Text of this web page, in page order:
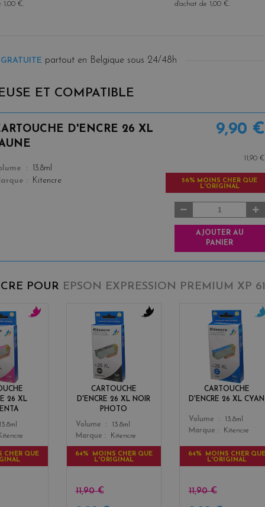
1,00 €.
d'achat de
1,00 €.
partout en Belgique sous 24/48h
ET COMPATIBLE
D'ENCRE 26 XL
13.8ml
Kitencre
9,90 €
11,90 €
56% MOINS CHER QUE
L'ORIGINAL
AJOUTER AU
PANIER
POUR EPSON EXPRESSION PREMIUM XP
26 XL
13.8ml
CHER QUE
CARTOUCHE
D'ENCRE 26 XL NOIR
PHOTO
Color
Volume
13.8ml
Marque
Kitencre
64% MOINS CHER QUE
L'ORIGINAL
11,90 €
CARTOUCHE
D'ENCRE 26 XL CYAN
Color
Volume
13.8ml
Marque
Kitencre
64% MOINS CHER QUE
L'ORIGINAL
11,90 €